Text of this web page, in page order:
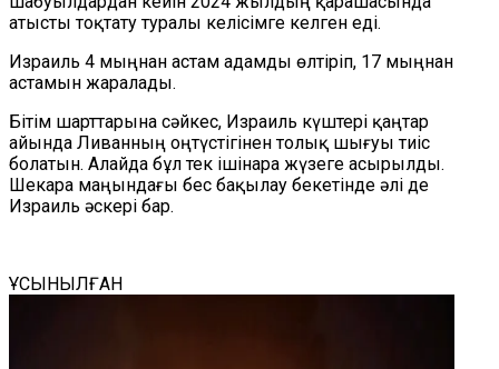
атысты тоқтату туралы келісімге келген еді.
Израиль 4 мыңнан астам адамды өлтіріп, 17 мыңнан
астамын жаралады.
Бітім шарттарына сәйкес, Израиль күштері қаңтар
айында Ливанның оңтүстігінен толық шығуы тиіс
болатын. Алайда бұл тек ішінара жүзеге асырылды.
Шекара маңындағы бес бақылау бекетінде әлі де
Израиль әскері бар.
ҰСЫНЫЛҒАН